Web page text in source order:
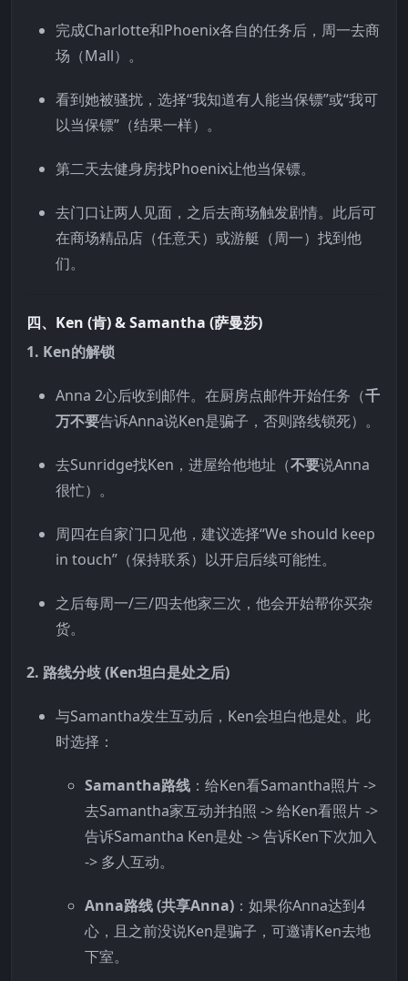
完成Charlotte和Phoenix各自的任务后，周一去商
场（Mall）。
看到她被骚扰，选择“我知道有人能当保镖”或“我可
以当保镖”（结果一样）。
第二天去健身房找Phoenix让他当保镖。
去门口让两人见面，之后去商场触发剧情。此后可
在商场精品店（任意天）或游艇（周一）找到他
们。
四、Ken (肯) & Samantha (萨曼莎)
1. Ken的解锁
Anna 2心后收到邮件。在厨房点邮件开始任务（千
万不要告诉Anna说Ken是骗子，否则路线锁死）。
去Sunridge找Ken，进屋给他地址（不要说Anna
很忙）。
周四在自家门口见他，建议选择“We should keep
in touch”（保持联系）以开启后续可能性。
之后每周一/三/四去他家三次，他会开始帮你买杂
货。
2. 路线分歧 (Ken坦白是处之后)
与Samantha发生互动后，Ken会坦白他是处。此
时选择：
Samantha路线 ：给Ken看Samantha照片 ->
去Samantha家互动并拍照 -> 给Ken看照片 ->
告诉Samantha Ken是处 -> 告诉Ken下次加入
-> 多人互动。
Anna路线 (共享Anna) ：如果你Anna达到4
心，且之前没说Ken是骗子，可邀请Ken去地
下室。